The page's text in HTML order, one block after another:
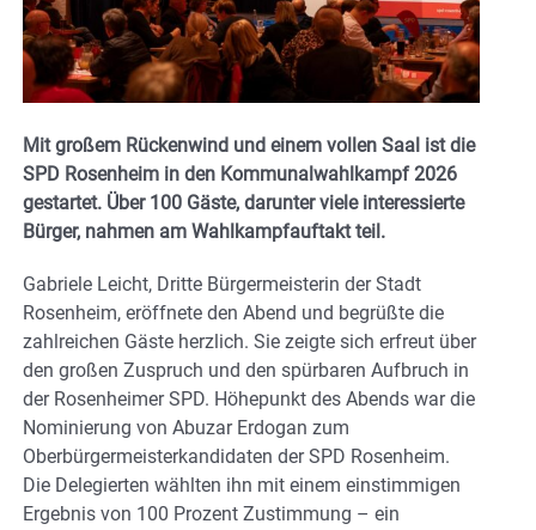
Mit großem Rückenwind und einem vollen Saal ist die
SPD Rosenheim in den Kommunalwahlkampf 2026
gestartet. Über 100 Gäste, darunter viele interessierte
Bürger, nahmen am Wahlkampfauftakt teil.
Gabriele Leicht, Dritte Bürgermeisterin der Stadt
Rosenheim, eröffnete den Abend und begrüßte die
zahlreichen Gäste herzlich. Sie zeigte sich erfreut über
den großen Zuspruch und den spürbaren Aufbruch in
der Rosenheimer SPD. Höhepunkt des Abends war die
Nominierung von Abuzar Erdogan zum
Oberbürgermeisterkandidaten der SPD Rosenheim.
Die Delegierten wählten ihn mit einem einstimmigen
Ergebnis von 100 Prozent Zustimmung – ein